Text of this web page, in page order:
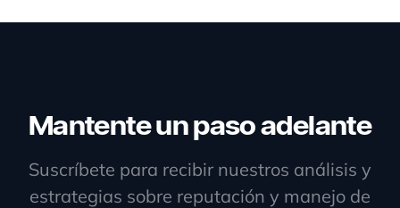
Mantente un paso adelante
Suscríbete para recibir nuestros análisis y
estrategias sobre reputación y manejo de